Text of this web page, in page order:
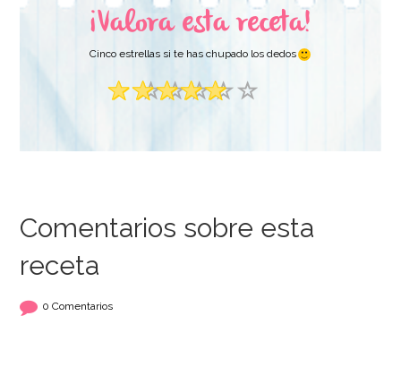
AÑADIR AÑADIR
¡Valora esta receta!
Cinco estrellas si te has chupado los dedos
Comentarios sobre esta
receta
0 Comentarios